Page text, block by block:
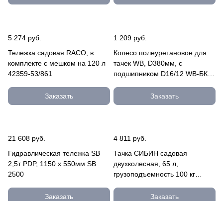
5 274 руб.
Тележка садовая RACO, в
комплекте с мешком на 120 л
42359-53/861
Заказать
1 209 руб.
Колесо полеуретановое для
тачек WB, D380мм, с
подшипником D16/12 WB-БК
Заказать
21 608 руб.
Гидравлическая тележка SB
2,5т PDP, 1150 x 550мм SB
2500
Заказать
4 811 руб.
Тачка СИБИН садовая
двухколесная, 65 л,
грузоподъемность 100 кг
Заказать